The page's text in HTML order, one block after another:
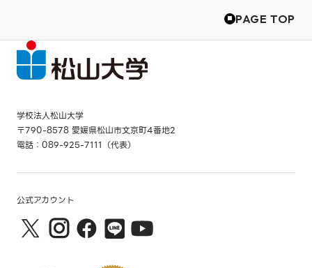
PAGE TOP
学校法人松山大学
〒790-8578 愛媛県松山市文京町4番地2
電話：089-925-7111（代表）
公式アカウント